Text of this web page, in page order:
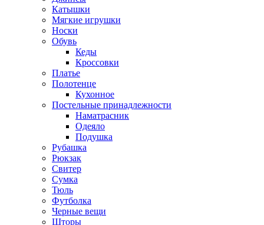
Катышки
Мягкие игрушки
Носки
Обувь
Кеды
Кроссовки
Платье
Полотенце
Кухонное
Постельные принадлежности
Наматрасник
Одеяло
Подушка
Рубашка
Рюкзак
Свитер
Сумка
Тюль
Футболка
Черные вещи
Шторы